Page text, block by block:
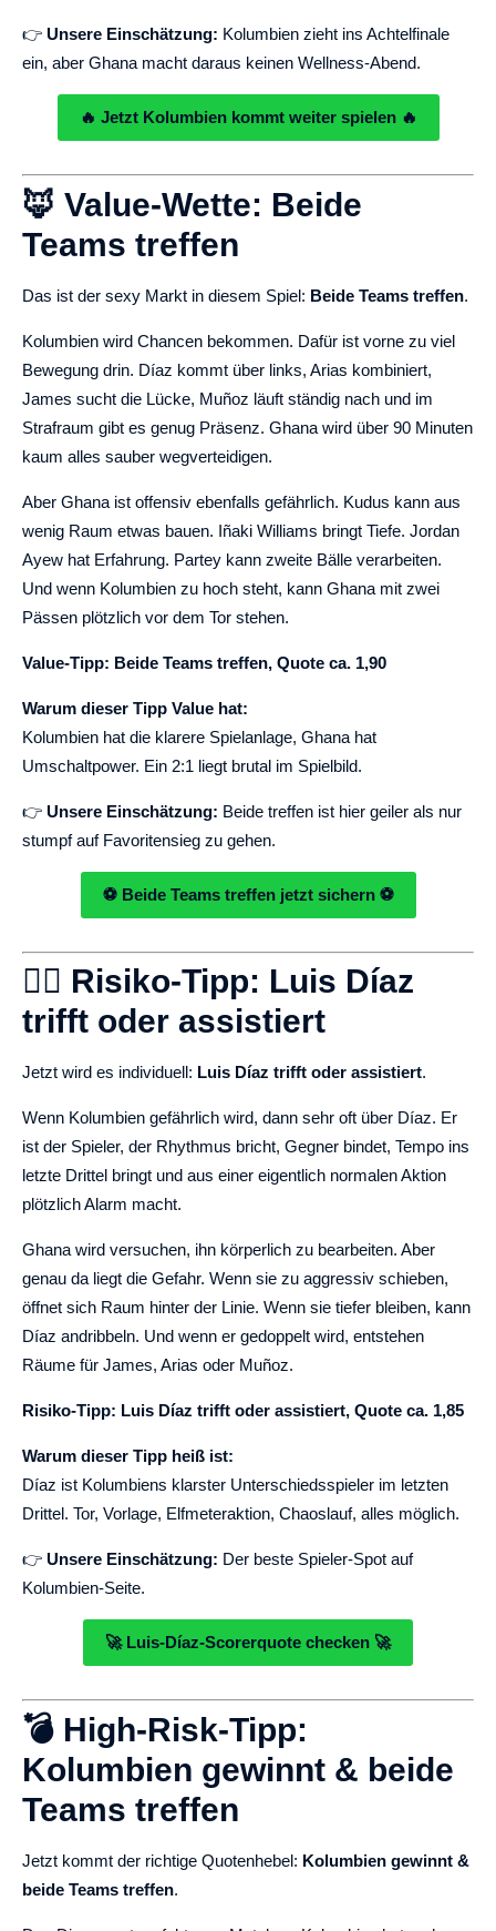
👉 Unsere Einschätzung: Kolumbien zieht ins Achtelfinale
ein, aber Ghana macht daraus keinen Wellness-Abend.
🔥 Jetzt Kolumbien kommt weiter spielen 🔥
🦊 Value-Wette: Beide
Teams treffen
Das ist der sexy Markt in diesem Spiel: Beide Teams treffen.
Kolumbien wird Chancen bekommen. Dafür ist vorne zu viel
Bewegung drin. Díaz kommt über links, Arias kombiniert,
James sucht die Lücke, Muñoz läuft ständig nach und im
Strafraum gibt es genug Präsenz. Ghana wird über 90 Minuten
kaum alles sauber wegverteidigen.
Aber Ghana ist offensiv ebenfalls gefährlich. Kudus kann aus
wenig Raum etwas bauen. Iñaki Williams bringt Tiefe. Jordan
Ayew hat Erfahrung. Partey kann zweite Bälle verarbeiten.
Und wenn Kolumbien zu hoch steht, kann Ghana mit zwei
Pässen plötzlich vor dem Tor stehen.
Value-Tipp: Beide Teams treffen, Quote ca. 1,90
Warum dieser Tipp Value hat:
Kolumbien hat die klarere Spielanlage, Ghana hat
Umschaltpower. Ein 2:1 liegt brutal im Spielbild.
👉 Unsere Einschätzung: Beide treffen ist hier geiler als nur
stumpf auf Favoritensieg zu gehen.
⚽ Beide Teams treffen jetzt sichern ⚽
🐱‍🏍 Risiko-Tipp: Luis Díaz
trifft oder assistiert
Jetzt wird es individuell: Luis Díaz trifft oder assistiert.
Wenn Kolumbien gefährlich wird, dann sehr oft über Díaz. Er
ist der Spieler, der Rhythmus bricht, Gegner bindet, Tempo ins
letzte Drittel bringt und aus einer eigentlich normalen Aktion
plötzlich Alarm macht.
Ghana wird versuchen, ihn körperlich zu bearbeiten. Aber
genau da liegt die Gefahr. Wenn sie zu aggressiv schieben,
öffnet sich Raum hinter der Linie. Wenn sie tiefer bleiben, kann
Díaz andribbeln. Und wenn er gedoppelt wird, entstehen
Räume für James, Arias oder Muñoz.
Risiko-Tipp: Luis Díaz trifft oder assistiert, Quote ca. 1,85
Warum dieser Tipp heiß ist:
Díaz ist Kolumbiens klarster Unterschiedsspieler im letzten
Drittel. Tor, Vorlage, Elfmeteraktion, Chaoslauf, alles möglich.
👉 Unsere Einschätzung: Der beste Spieler-Spot auf
Kolumbien-Seite.
🚀 Luis-Díaz-Scorerquote checken 🚀
💣 High-Risk-Tipp:
Kolumbien gewinnt & beide
Teams treffen
Jetzt kommt der richtige Quotenhebel: Kolumbien gewinnt &
beide Teams treffen.